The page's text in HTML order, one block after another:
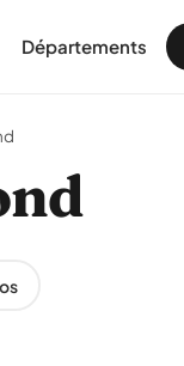
Départements